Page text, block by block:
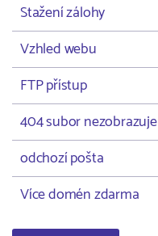
Stažení zálohy
Vzhled webu
FTP přístup
404 subor nezobrazuje
odchozí pošta
Více domén zdarma